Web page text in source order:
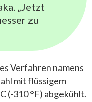
„Jetzt
zu
Verfahren namens
mit flüssigem
(-310 °F) abgekühlt.